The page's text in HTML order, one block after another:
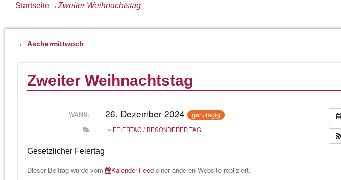
Startseite→Zweiter Weihnachtstag
← Aschermittwoch
Zweiter Weihnachtstag
WANN: 26. Dezember 2024 ganztägig
~ FEIERTAG / BESONDERER TAG
Gesetzlicher Feiertag
Dieser Beitrag wurde vom Kalender-Feedeiner anderen Website repliziert.